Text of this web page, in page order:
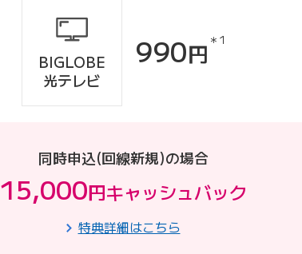
BIGLOBE
光テレビ
990円 ＊1
同時申込(回線新規)の場合
15,000円キャッシュバック
特典詳細はこちら